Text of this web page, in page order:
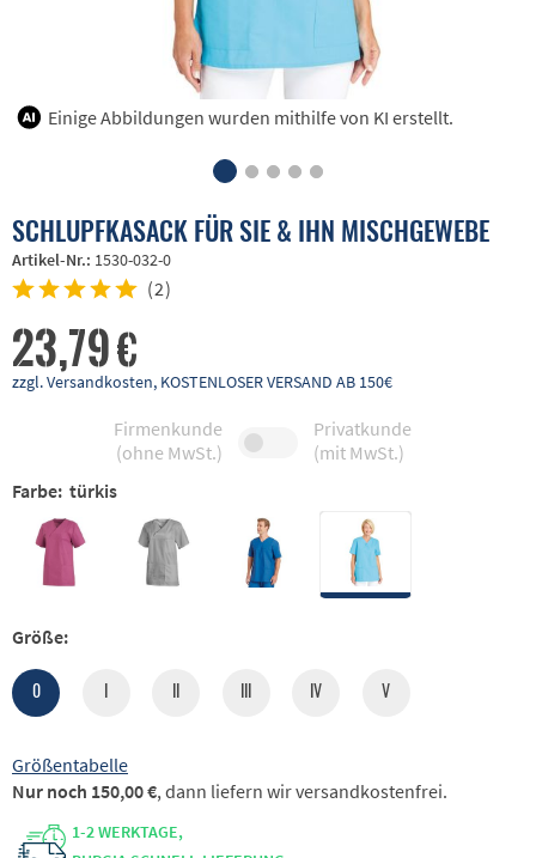
Einige Abbildungen wurden mithilfe von KI erstellt.
SCHLUPFKASACK FÜR SIE & IHN MISCHGEWEBE
Artikel-Nr.: 1530-032-0
(2)
23,79 €
zzgl. Versandkosten, KOSTENLOSER VERSAND AB 150€
Firmenkunde
(ohne MwSt.)
Privatkunde
(mit MwSt.)
Farbe: türkis
Größe:
0 I II III IV V
Größentabelle
1-2 WERKTAGE,
Nur noch 150,00 €, dann liefern wir versandkostenfrei.